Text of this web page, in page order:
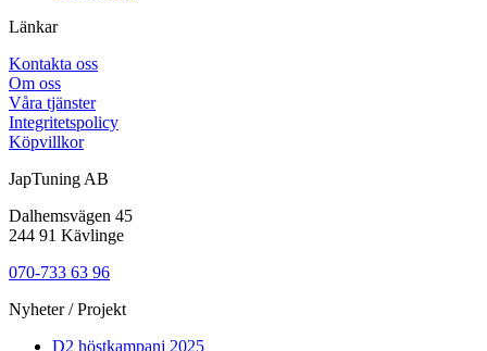
Länkar
Kontakta oss
Om oss
Våra tjänster
Integritetspolicy
Köpvillkor
JapTuning AB
Dalhemsvägen 45
244 91 Kävlinge
070-733 63 96
Nyheter / Projekt
D2 höstkampanj 2025